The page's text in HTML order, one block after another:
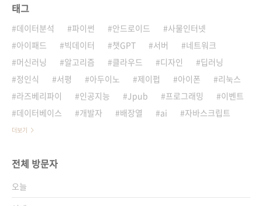
태그
데이터분석 파이썬 안드로이드
사물인터넷
아이패드
빅데이터 챗GPT 서버
네트워크
머신러닝
알고리즘 클라우드 디자인
딥러닝
정인식
서평 아두이노 제이펍 아이폰
리눅스
라즈베리파이
인공지능 Jpub 프로그래밍
이벤트
데이터베이스
개발자 배장열 ai 자바스크립트
더보기
전체 방문자
오늘